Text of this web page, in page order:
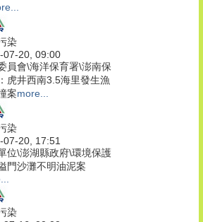
染
07-20, 09:00
員會\海洋保育署\澎南保
虎井西南3.5海里發生漁
案more...
染
07-20, 17:51
位\澎湖縣政府\環境保護
門沙灘不明油泥案
染